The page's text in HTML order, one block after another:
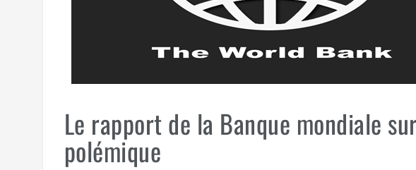
Le rapport de la Banque mondiale
polémique